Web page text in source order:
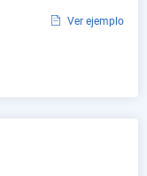
Ver ejemplo